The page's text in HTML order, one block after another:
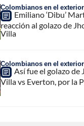
Colombianos en el exterior
Emiliano ‘Dibu’
reacción al golazo de
Villa
Colombianos en el exterior
Así fue el golazo
Villa vs Everton, por la